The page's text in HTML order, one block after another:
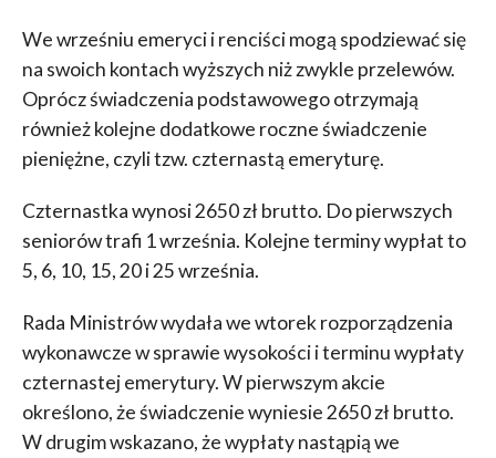
We wrześniu emeryci i renciści mogą spodziewać się
na swoich kontach wyższych niż zwykle przelewów.
Oprócz świadczenia podstawowego otrzymają
również kolejne dodatkowe roczne świadczenie
pieniężne, czyli tzw. czternastą emeryturę.
Czternastka wynosi 2650 zł brutto. Do pierwszych
seniorów trafi 1 września. Kolejne terminy wypłat to
5, 6, 10, 15, 20 i 25 września.
Rada Ministrów wydała we wtorek rozporządzenia
wykonawcze w sprawie wysokości i terminu wypłaty
czternastej emerytury. W pierwszym akcie
określono, że świadczenie wyniesie 2650 zł brutto.
W drugim wskazano, że wypłaty nastąpią we